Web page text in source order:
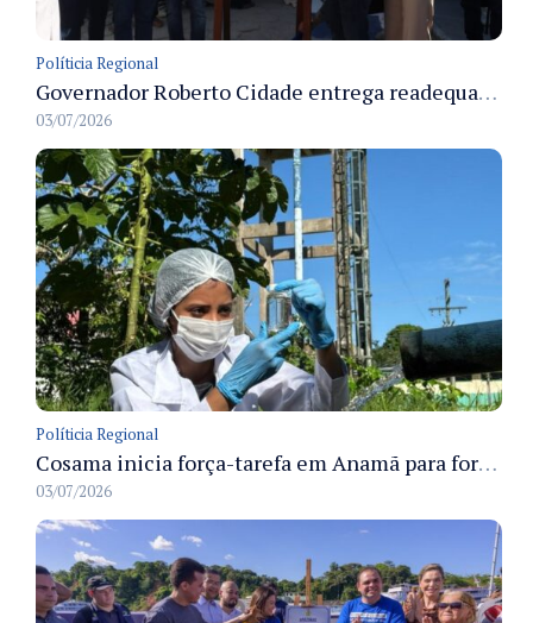
Políticia Regional
Governador Roberto Cidade entrega readequação do ambulatório da FCecon e amplia capacidade de atendimento oncológico em Manaus
03/07/2026
Políticia Regional
Cosama inicia força-tarefa em Anamã para fortalecer abastecimento de água e segurança hídrica da população
03/07/2026